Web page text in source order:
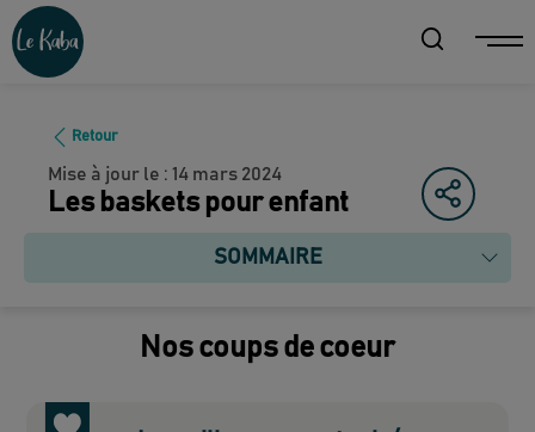
Retour
Mise à jour le : 14 mars 2024
Les baskets pour enfant
SOMMAIRE
Nos coups de coeur